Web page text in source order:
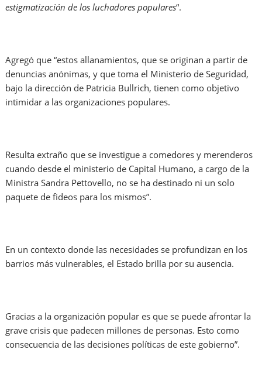
estigmatización de los luchadores populares“.
Agregó que “estos allanamientos, que se originan a partir de
denuncias anónimas, y que toma el Ministerio de Seguridad,
bajo la dirección de Patricia Bullrich, tienen como objetivo
intimidar a las organizaciones populares.
Resulta extraño que se investigue a comedores y merenderos
cuando desde el ministerio de Capital Humano, a cargo de la
Ministra Sandra Pettovello, no se ha destinado ni un solo
paquete de fideos para los mismos”.
En un contexto donde las necesidades se profundizan en los
barrios más vulnerables, el Estado brilla por su ausencia.
Gracias a la organización popular es que se puede afrontar la
grave crisis que padecen millones de personas. Esto como
consecuencia de las decisiones políticas de este gobierno”.